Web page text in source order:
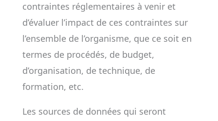
contraintes réglementaires à venir et
d’évaluer l’impact de ces contraintes sur
l’ensemble de l’organisme, que ce soit en
termes de procédés, de budget,
d’organisation, de technique, de
formation, etc.
Les sources de données qui seront